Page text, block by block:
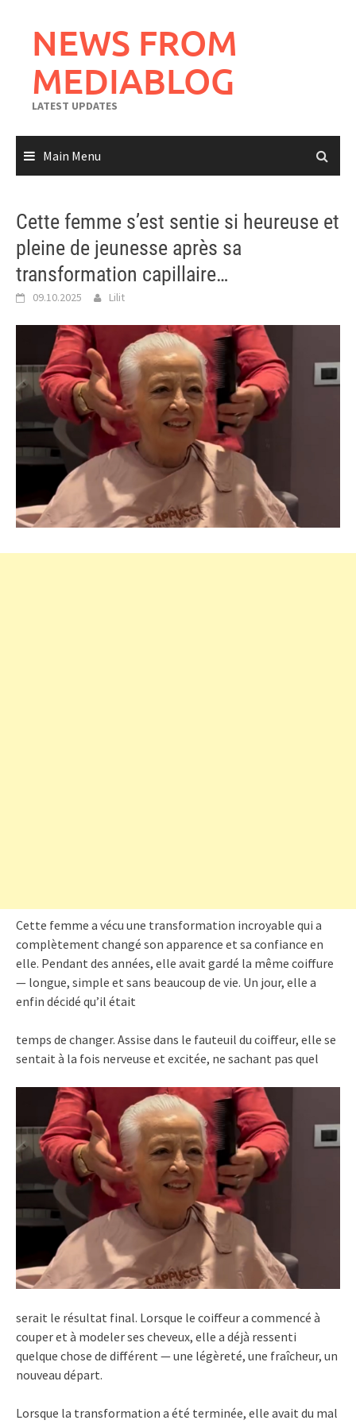
contentNEWS FROM
MEDIABLOG
LATEST UPDATES
Main Menu
Cette femme s’est sentie si heureuse et
pleine de jeunesse après sa
transformation capillaire…
09.10.2025 Lilit
Cette femme a vécu une transformation incroyable qui a
complètement changé son apparence et sa confiance en
elle. Pendant des années, elle avait gardé la même coiffure
— longue, simple et sans beaucoup de vie. Un jour, elle a
enfin décidé qu’il était
temps de changer. Assise dans le fauteuil du coiffeur, elle se
sentait à la fois nerveuse et excitée, ne sachant pas quel
serait le résultat final. Lorsque le coiffeur a commencé à
couper et à modeler ses cheveux, elle a déjà ressenti
quelque chose de différent — une légèreté, une fraîcheur, un
nouveau départ.
Lorsque la transformation a été terminée, elle avait du mal